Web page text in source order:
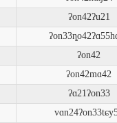
ʔon42ʔu21
ʔon42
ʔon42mɑ42
ʔɑ21ʔon33